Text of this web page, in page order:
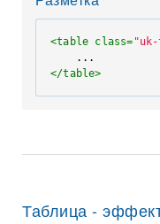
<table class=
</table>
Таблица -